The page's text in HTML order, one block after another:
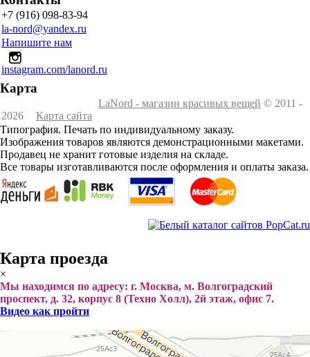
+7 (916) 098-83-94
la-nord@yandex.ru
Напишите нам
instagram.com/lanord.ru
Карта
LaNord - магазин красивых вещей © 2011 -
2026
Карта сайта
Типография. Печать по индивидуальному заказу.
Изображения товаров являются демонстрационными макетами.
Продавец не хранит готовые изделия на складе.
Все товары изготавливаются после оформления и оплаты заказа.
Карта проезда
×
Мы находимся по адресу: г. Москва, м. Волгоградский
проспект, д. 32, корпус 8 (Техно Холл), 2й этаж, офис 7.
Видео как пройти